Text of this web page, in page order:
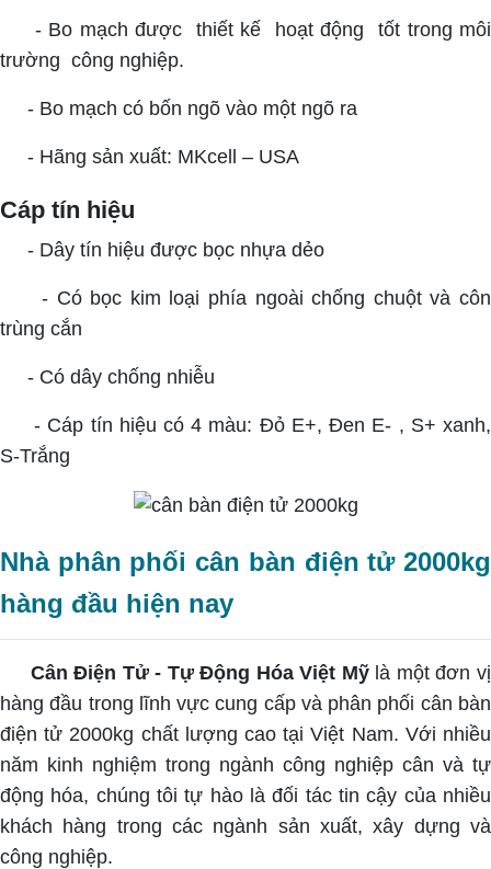
- Bo mạch được thiết kế hoạt động tốt trong môi
trường công nghiệp.
- Bo mạch có bốn ngõ vào một ngõ ra
- Hãng sản xuất: MKcell – USA
Cáp tín hiệu
- Dây tín hiệu được bọc nhựa dẻo
- Có bọc kim loại phía ngoài chống chuột và côn
trùng cắn
- Có dây chống nhiễu
- Cáp tín hiệu có 4 màu: Đỏ E+, Đen E- , S+ xanh,
S-Trắng
Nhà phân phối cân bàn điện tử 2000kg
hàng đầu hiện nay
Cân Điện Tử - Tự Động Hóa Việt Mỹlà một đơn vị
hàng đầu trong lĩnh vực cung cấp và phân phối cân bàn
điện tử 2000kg chất lượng cao tại Việt Nam. Với nhiều
năm kinh nghiệm trong ngành công nghiệp cân và tự
động hóa, chúng tôi tự hào là đối tác tin cậy của nhiều
khách hàng trong các ngành sản xuất, xây dựng và
công nghiệp.